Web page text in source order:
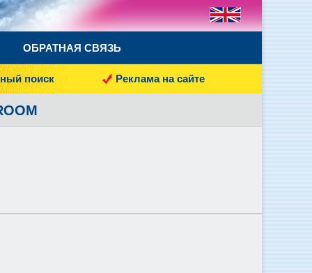
ОБРАТНАЯ СВЯЗЬ
поиск Реклама на сайте